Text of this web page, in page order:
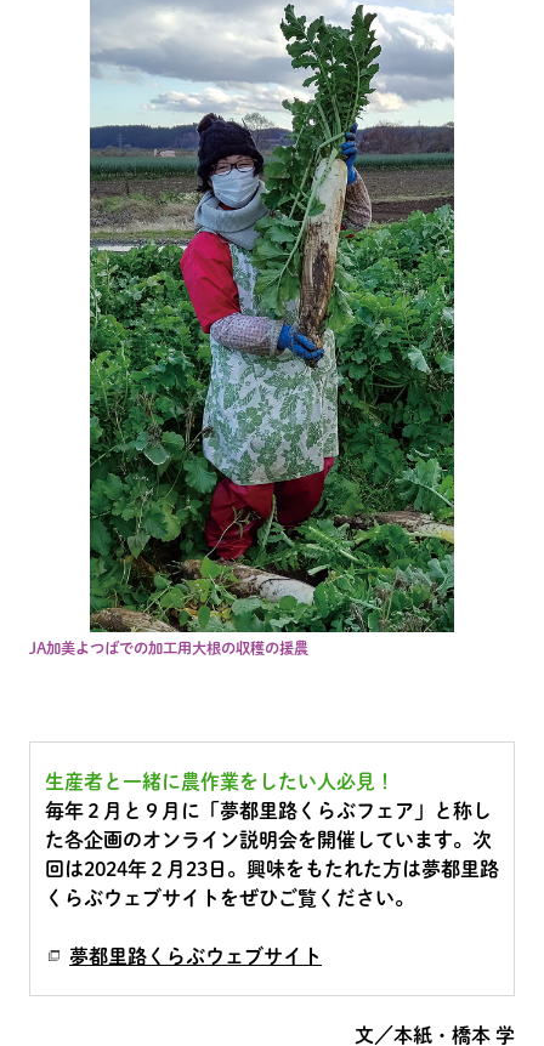
JA加美よつばでの加工用大根の収穫の援農
生産者と一緒に農作業をしたい人必見！
毎年２月と９月に「夢都里路くらぶフェア」と称し
た各企画のオンライン説明会を開催しています。次
回は2024年２月23日。興味をもたれた方は夢都里路
くらぶウェブサイトをぜひご覧ください。
夢都里路くらぶウェブサイト
文／本紙・橋本 学